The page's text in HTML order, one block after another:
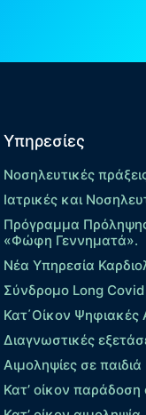
Υπηρεσίες
Νοσηλευτικές
Ιατρικές και
Πρόγραμμα
«Φώφη Γεννηματά».
Νέα Υπηρεσία
Σύνδρομο Long
Κατ΄Οίκον Ψηφιακές
Διαγνωστικές
Αιμοληψίες σε
Κατ’ οίκον